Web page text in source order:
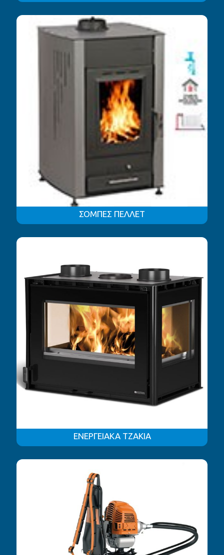
ΣΟΜΠΕΣ ΠΕΛΛΕΤ
ΕΝΕΡΓΕΙΑΚΑ ΤΖΑΚΙΑ